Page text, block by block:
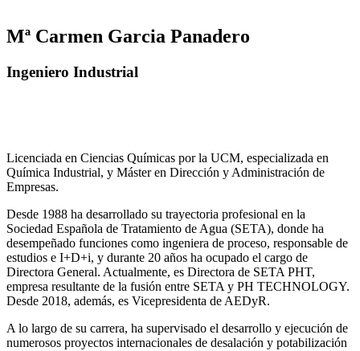
Mª Carmen Garcia Panadero
Ingeniero Industrial
Licenciada en Ciencias Químicas por la UCM, especializada en
Química Industrial, y Máster en Dirección y Administración de
Empresas.
Desde 1988 ha desarrollado su trayectoria profesional en la
Sociedad Española de Tratamiento de Agua (SETA), donde ha
desempeñado funciones como ingeniera de proceso, responsable de
estudios e I+D+i, y durante 20 años ha ocupado el cargo de
Directora General. Actualmente, es Directora de SETA PHT,
empresa resultante de la fusión entre SETA y PH TECHNOLOGY.
Desde 2018, además, es Vicepresidenta de AEDyR.
A lo largo de su carrera, ha supervisado el desarrollo y ejecución de
numerosos proyectos internacionales de desalación y potabilización